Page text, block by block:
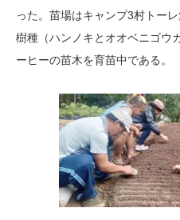
った。苗場はキャンプ3村トー
樹種（ハンノキとオオベニゴウ
ーヒーの苗木を育苗中である。